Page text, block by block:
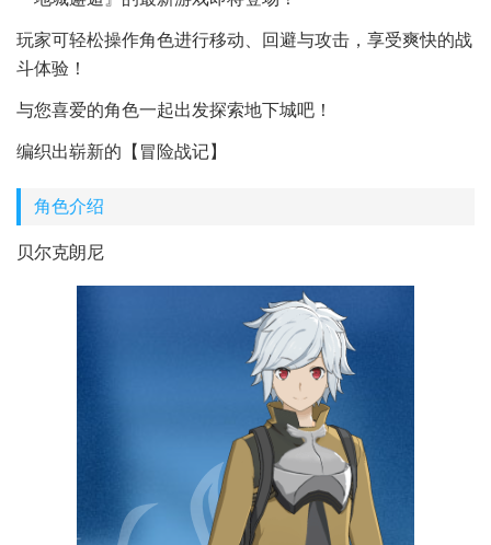
玩家可轻松操作角色进行移动、回避与攻击，享受爽快的战
斗体验！
与您喜爱的角色一起出发探索地下城吧！
编织出崭新的【冒险战记】
角色介绍
贝尔克朗尼